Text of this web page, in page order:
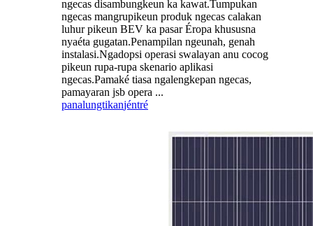
ngecas disambungkeun ka kawat.Tumpukan
ngecas mangrupikeun produk ngecas calakan
luhur pikeun BEV ka pasar Éropa khususna
nyaéta gugatan.Penampilan ngeunah, genah
instalasi.Ngadopsi operasi swalayan anu cocog
pikeun rupa-rupa skenario aplikasi
ngecas.Pamaké tiasa ngalengkepan ngecas,
pamayaran jsb opera ...
panalungtikanjéntré